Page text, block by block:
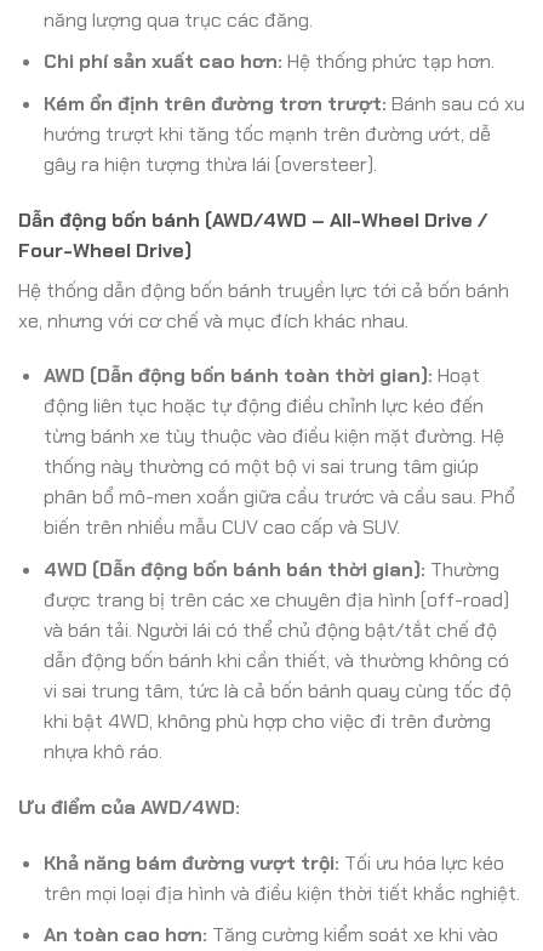
năng lượng qua trục các đăng.
Chi phí sản xuất cao hơn: Hệ thống phức tạp hơn.
Kém ổn định trên đường trơn trượt: Bánh sau có xu
hướng trượt khi tăng tốc mạnh trên đường ướt, dễ
gây ra hiện tượng thừa lái (oversteer).
Dẫn động bốn bánh (AWD/4WD – All-Wheel Drive /
Four-Wheel Drive)
Hệ thống dẫn động bốn bánh truyền lực tới cả bốn bánh
xe, nhưng với cơ chế và mục đích khác nhau.
AWD (Dẫn động bốn bánh toàn thời gian): Hoạt
động liên tục hoặc tự động điều chỉnh lực kéo đến
từng bánh xe tùy thuộc vào điều kiện mặt đường. Hệ
thống này thường có một bộ vi sai trung tâm giúp
phân bổ mô-men xoắn giữa cầu trước và cầu sau. Phổ
biến trên nhiều mẫu CUV cao cấp và SUV.
4WD (Dẫn động bốn bánh bán thời gian): Thường
được trang bị trên các xe chuyên địa hình (off-road)
và bán tải. Người lái có thể chủ động bật/tắt chế độ
dẫn động bốn bánh khi cần thiết, và thường không có
vi sai trung tâm, tức là cả bốn bánh quay cùng tốc độ
khi bật 4WD, không phù hợp cho việc đi trên đường
nhựa khô ráo.
Ưu điểm của AWD/4WD:
Khả năng bám đường vượt trội: Tối ưu hóa lực kéo
trên mọi loại địa hình và điều kiện thời tiết khắc nghiệt.
An toàn cao hơn: Tăng cường kiểm soát xe khi vào